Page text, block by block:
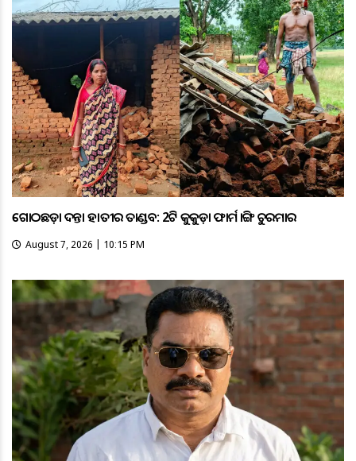
ଗୋଠଛଡ଼ା ଦନ୍ତା ହାତୀର ତାଣ୍ଡବ: 2ଟି କୁକୁଡ଼ା ଫାର୍ମ ଭାଙ୍ଗି ଚୁରମାର
August 7, 2026 | 10:15 PM